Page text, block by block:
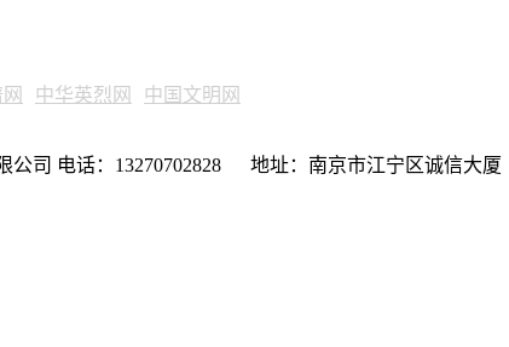
中华英烈网
中国文明网
公司 电话：13270702828 地址：南京市江宁区诚信大厦